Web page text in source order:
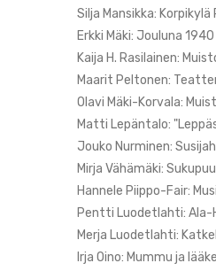
Silja Mansikka:
Erkki Mäki: Jouluna
Kaija H. Rasilainen:
Maarit Peltonen:
Olavi Mäki-Korvala:
Matti Lepäntalo:
Jouko Nurminen:
Mirja Vähämäki:
Hannele Piippo-Fair:
Pentti Luodetlahti:
Merja Luodetlahti:
Irja Oino: Mummu ja